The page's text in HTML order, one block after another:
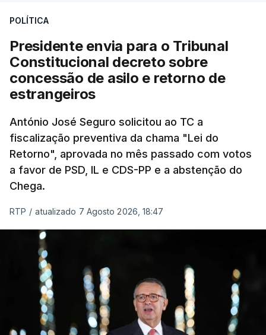
sistema mais simples, mais justo e transparente".
"Sempre que seja possível reduzir burocracias,
eliminar sobreposições e garantir que os apoios
chegam a quem mais necessita, estaremos a dar
um passo na direção certa", argumenta o
Presidente da República.
Assegurar que "ninguém é
prejudicado"
O Preisdente deixa, no entanto, deixa alguns
avisos:uma reforma desta dimensão "deve ter
como primeiro critério a proteção das pessoas"
e "nenhum processo de simplificação pode
traduzir-se numa diminuição da proteção
social".
POLÍTICA
Presidente envia para o Tribunal
Constitucional decreto sobre
concessão de asilo e retorno de
estrangeiros
António José Seguro solicitou ao TC a
fiscalização preventiva da chama "Lei do
Retorno", aprovada no mês passado com votos
a favor de PSD, IL e CDS-PP e a abstenção do
Chega.
RTP / atualizado 7 Agosto 2026, 18:47